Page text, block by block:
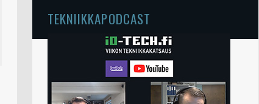
TEKNIIKKAPODCAST